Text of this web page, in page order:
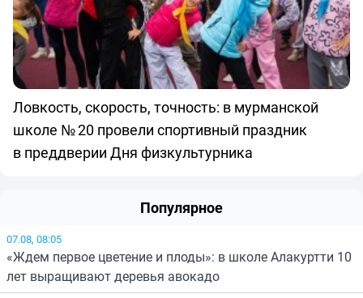
Ловкость, скорость, точность: в мурманской
школе № 20 провели спортивный праздник
в преддверии Дня физкультурника
Популярное
07.08, 08:05
«Ждем первое цветение и плоды»: в школе Алакуртти 10
лет выращивают деревья авокадо